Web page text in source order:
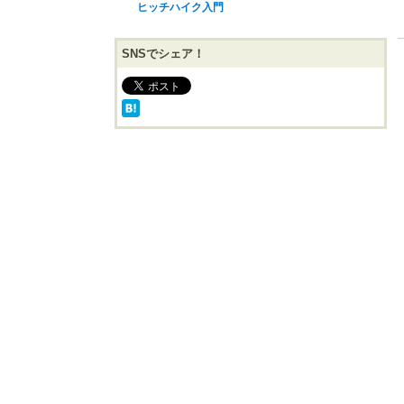
ヒッチハイク入門
SNSでシェア！